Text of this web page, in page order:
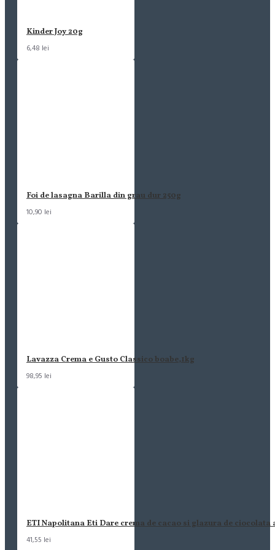
Kinder Joy 20g
6,48 lei
Foi de lasagna Barilla din grau dur 250g
10,90 lei
Lavazza Crema e Gusto Classico boabe,1kg
98,95 lei
ETI Napolitana Eti Dare crema de cacao si glazura de ciocolata
41,55 lei